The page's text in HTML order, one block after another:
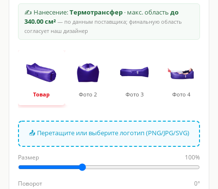
✍ Нанесение:Термотрансфер· макс. область до
340.00 см²— по данным поставщика; финальную область
согласует наш дизайнер
Товар Фото 2 Фото 3 Фото 4
📤 Перетащите или выберите логотип (PNG/JPG/SVG)
Размер 100%
Поворот 0°